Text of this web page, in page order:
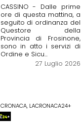
CASSINO - Dalle prime
ore di questa mattina, a
seguito di ordinanza del
Questore della
Provincia di Frosinone,
sono in atto i servizi di
Ordine e Sicu...
27 Luglio 2026
CRONACA, LACRONACA24+